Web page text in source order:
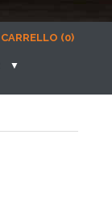
CARRELLO (0)
▼